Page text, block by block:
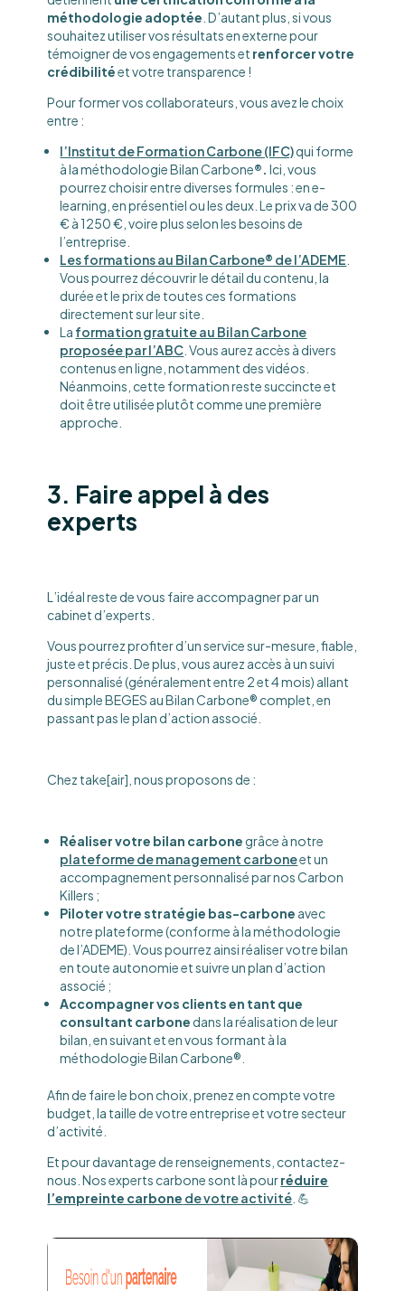
méthodologie adoptée . D’autant plus, si vous
souhaitez utiliser vos résultats en externe pour
témoigner de vos engagements et renforcer votre
crédibilitéet votre transparence !
Pour former vos collaborateurs, vous avez le choix
entre :
l’Institut de Formation Carbone (IFC)qui forme
à la méthodologie Bilan Carbone®. Ici, vous
pourrez choisir entre diverses formules : en e-
learning, en présentiel ou les deux. Le prix va de 300
€ à 1250 €, voire plus selon les besoins de
l’entreprise.
Les formations au Bilan Carbone® de l’ADEME
Vous pourrez découvrir le détail du contenu, la
durée et le prix de toutes ces formations
directement sur leur site.
La formation gratuite au Bilan Carbone
proposée par l’ABC . Vous aurez accès à divers
contenus en ligne, notamment des vidéos.
Néanmoins, cette formation reste succincte et
doit être utilisée plutôt comme une première
approche.
3. Faire appel à des
experts
L’idéal reste de vous faire accompagner par un
cabinet d’experts.
Vous pourrez profiter d’un service sur-mesure, fiable,
juste et précis. De plus, vous aurez accès à un suivi
personnalisé (généralement entre 2 et 4 mois) allant
du simple BEGES au Bilan Carbone® complet, en
passant pas le plan d’action associé.
Chez take[air], nous proposons de :
Réaliser votre bilan carbone grâce à notre
plateforme de management carboneet un
accompagnement personnalisé par nos Carbon
Killers ;
Piloter votre stratégie bas-carbone avec
notre plateforme (conforme à la méthodologie
de l’ADEME). Vous pourrez ainsi réaliser votre bilan
en toute autonomie et suivre un plan d’action
associé ;
Accompagner vos clients en tant que
consultant carbone dans la réalisation de leur
bilan, en suivant et en vous formant à la
méthodologie Bilan Carbone®.
Afin de faire le bon choix, prenez en compte votre
budget, la taille de votre entreprise et votre secteur
d’activité.
Et pour davantage de renseignements, contactez-
nous. Nos experts carbone sont là pourréduire
l’empreinte carbone de votre activité . 💪